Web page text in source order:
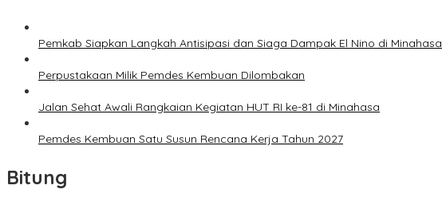
Pemkab Siapkan Langkah Antisipasi dan Siaga Dampak El Nino di Minahasa
Perpustakaan Milik Pemdes Kembuan Dilombakan
Jalan Sehat Awali Rangkaian Kegiatan HUT RI ke-81 di Minahasa
Pemdes Kembuan Satu Susun Rencana Kerja Tahun 2027
Bitung